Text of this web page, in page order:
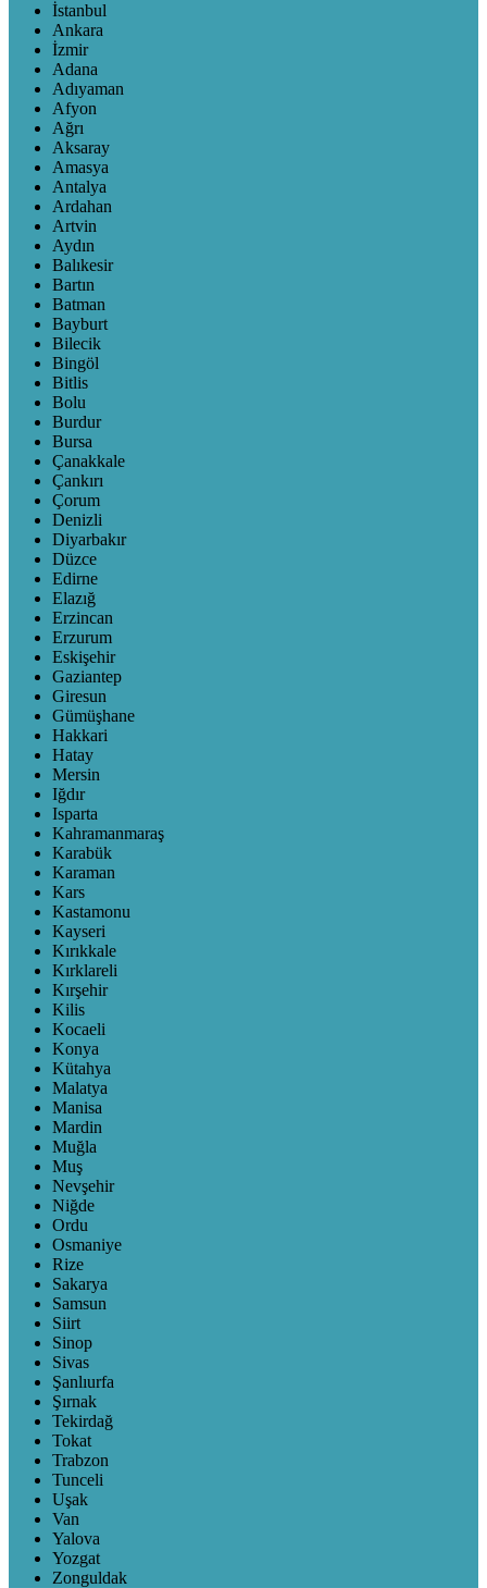
İstanbul
Ankara
İzmir
Adana
Adıyaman
Afyon
Ağrı
Aksaray
Amasya
Antalya
Ardahan
Artvin
Aydın
Balıkesir
Bartın
Batman
Bayburt
Bilecik
Bingöl
Bitlis
Bolu
Burdur
Bursa
Çanakkale
Çankırı
Çorum
Denizli
Diyarbakır
Düzce
Edirne
Elazığ
Erzincan
Erzurum
Eskişehir
Gaziantep
Giresun
Gümüşhane
Hakkari
Hatay
Mersin
Iğdır
Isparta
Kahramanmaraş
Karabük
Karaman
Kars
Kastamonu
Kayseri
Kırıkkale
Kırklareli
Kırşehir
Kilis
Kocaeli
Konya
Kütahya
Malatya
Manisa
Mardin
Muğla
Muş
Nevşehir
Niğde
Ordu
Osmaniye
Rize
Sakarya
Samsun
Siirt
Sinop
Sivas
Şanlıurfa
Şırnak
Tekirdağ
Tokat
Trabzon
Tunceli
Uşak
Van
Yalova
Yozgat
Zonguldak